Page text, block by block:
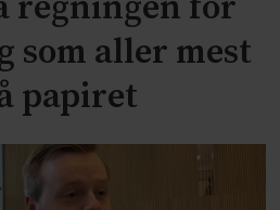
som aller mest
papiret